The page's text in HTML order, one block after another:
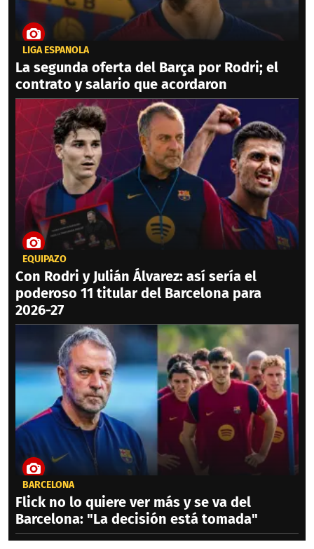
LIGA ESPAÑOLA
La segunda oferta del Barça por Rodri; el
contrato y salario que acordaron
EQUIPAZO
Con Rodri y Julián Álvarez: así sería el
poderoso 11 titular del Barcelona para
2026-27
BARCELONA
Flick no lo quiere ver más y se va del
Barcelona: "La decisión está tomada"